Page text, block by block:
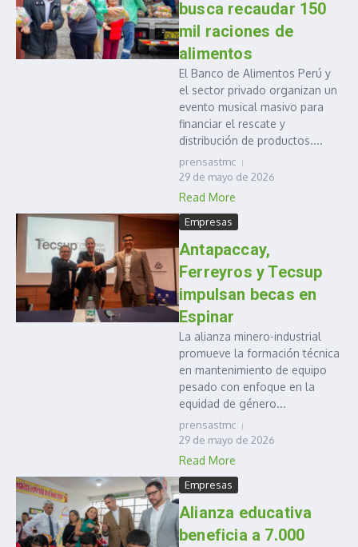
busca recaudar 150
mil raciones de
alimentos
El Banco de Alimentos Perú y
el sector privado organizan un
evento musical masivo para
financiar el rescate y
distribución de productos....
prensastmc
29 de mayo de 2026
Read More
Empresas
Antapaccay,
Ferreyros y Tecsup
impulsan becas en
Espinar
La alianza minero-industrial
promueve la formación técnica
en mantenimiento de equipo
pesado con enfoque en la
equidad de género...
prensastmc
29 de mayo de 2026
Read More
Empresas
Alianza educativa
beneficia a 7.000